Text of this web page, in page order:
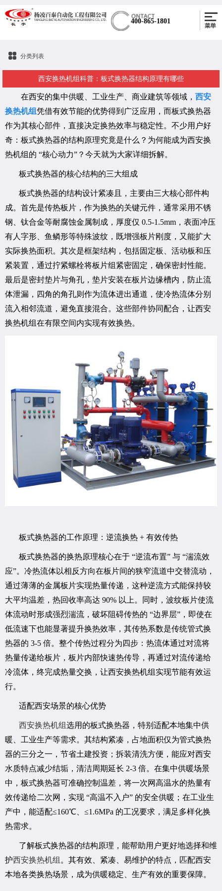
400-865-1801
分类列表
西安换热机组科普：板式换热器结构原理有哪些
在西安的集中供暖、工业生产、商业建筑等领域， 西安
换热机组凭借有效节能的优势得到广泛应用，而板式换热器
作为其核心部件，直接决定换热效率与稳定性。不少用户好
奇：板式换热器的结构原理究竟是什么？为何能成为西安换
热机组的 “核心动力”？今天就为大家详细拆解。
板式换热器的核心结构的三大组成
板式换热器的结构设计紧凑且，主要由三大核心部件构
成。首先是传热板片，作为换热的关键元件，通常采用不锈
钢、钛合金等耐腐蚀金属制成，厚度仅 0.5-1.5mm，表面冲压
有人字形、鱼鳞形等特殊波纹，既增强板片刚度，又能扩大
实际换热面积。其次是框架结构，包括固定板、活动板和压
紧装置，通过拧紧螺栓将板片组紧密固定，确保密封性能。
最后是密封垫片与角孔，垫片安装在板片边缘槽内，防止流
体泄漏，四角的角孔则作为流体进出通道，使冷热流体分别
流入相邻流道，避免直接混合。这些部件协同配合，让西安
换热机组在有限空间内实现有效换热。
板式换热器的工作原理：逆流换热 + 有效传热
板式换热器的换热原理核心在于 “逆流布置” 与 “湍流效
应”。冷热流体以相反方向在板片间的狭窄流道中交替流动，
通过薄薄的金属板片实现热量传递，这种逆流方式能保持较
大平均温差，热回收率高达 90% 以上。同时，波纹板片使流
体流动时形成强烈湍流，破坏阻碍传热的 “边界层”，即使在
低流速下也能显著提升换热效率，其传热系数是传统管式换
热器的 3-5 倍。整个传热过程分为四步：热流体通过对流将
热量传递给板片，板片内部快速热传导，再通过对流传递给
冷流体，终完成热量交换，让西安换热机组实现节能有效运
行。
适配西安场景的核心优势
西安换热机组选用的板式换热器，特别适配本地集中供
暖、工业生产等需求。其结构紧凑，占地面积仅为管式换热
器的三分之一，节省土建投资；拆装清洗方便，能应对西安
水质特点减少结垢，清洁周期延长 2-3 倍。在集中供暖场景
中，板式换热器可准确控制温差，将一次网高温水的热量有
效传递给二次网，实现 “高温不入户” 的安全供暖；在工业生
产中，能适配≤160℃、≤1.6MPa 的工况要求，满足多样化换
热需求。
了解板式换热器的结构原理，能帮助用户更好地选择和维
护西安换热机组 。其有效、紧凑、易维护的特点，匹配西安
本地各类换热场景，成为供暖稳定、生产有效的重要保障。